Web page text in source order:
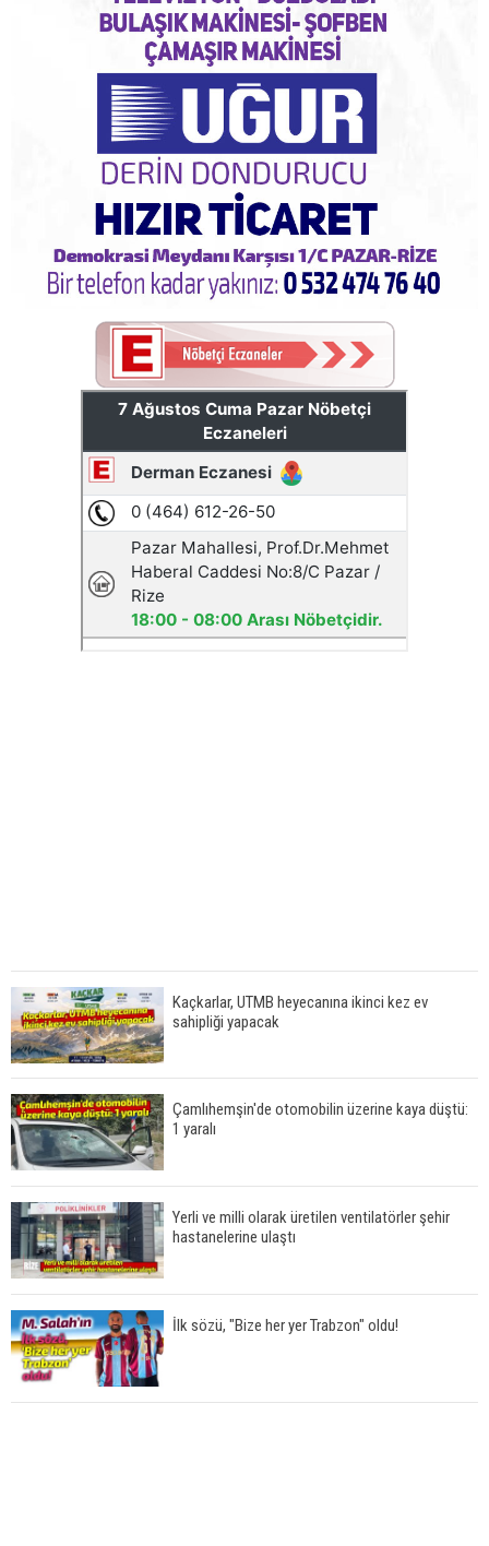
Kaçkarlar, UTMB heyecanına ikinci kez ev
sahipliği yapacak
Çamlıhemşin'de otomobilin üzerine kaya düştü:
1 yaralı
Yerli ve milli olarak üretilen ventilatörler şehir
hastanelerine ulaştı
İlk sözü, "Bize her yer Trabzon" oldu!